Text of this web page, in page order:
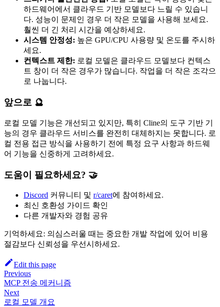
하드웨어에서 클라우드 기반 모델보다 느릴 수 있습니
다. 성능이 문제인 경우 더 작은 모델을 사용해 보세요.
훨씬 더 긴 처리 시간을 예상하세요.
시스템 안정성: 높은 GPU/CPU 사용량 및 온도를 주시하
세요.
컨텍스트 제한: 로컬 모델은 클라우드 모델보다 컨텍스
트 창이 더 작은 경우가 많습니다. 작업을 더 작은 조각으
로 나눕니다.
앞으로 🔮
로컬 모델 기능은 개선되고 있지만, 특히 Cline의 도구 기반 기
능의 경우 클라우드 서비스를 완전히 대체하지는 못합니다. 로
컬 전용 접근 방식을 사용하기 전에 특정 요구 사항과 하드웨
어 기능을 신중하게 고려하세요.
도움이 필요하세요? 🤝
Discord 커뮤니티 및 r/caret에 참여하세요.
최신 호환성 가이드 확인
다른 개발자와 경험 공유
기억하세요: 의심스러울 때는 중요한 개발 작업에 있어 비용
절감보다 신뢰성을 우선시하세요.
Edit this page
Previous
MCP 전송 메커니즘
Next
로컬 모델 개요